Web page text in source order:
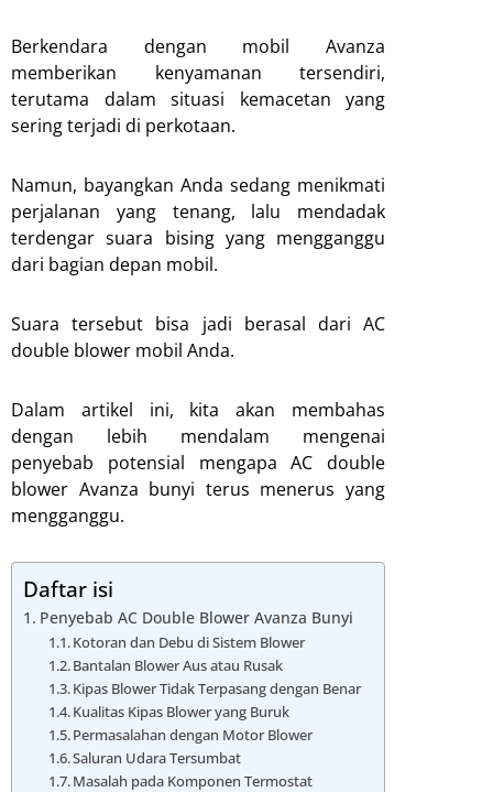
Berkendara dengan mobil Avanza
memberikan kenyamanan tersendiri,
terutama dalam situasi kemacetan yang
sering terjadi di perkotaan.
Namun, bayangkan Anda sedang menikmati
perjalanan yang tenang, lalu mendadak
terdengar suara bising yang mengganggu
dari bagian depan mobil.
Suara tersebut bisa jadi berasal dari AC
double blower mobil Anda.
Dalam artikel ini, kita akan membahas
dengan lebih mendalam mengenai
penyebab potensial mengapa AC double
blower Avanza bunyi terus menerus yang
mengganggu.
Daftar isi
Penyebab AC Double Blower Avanza Bunyi
Kotoran dan Debu di Sistem Blower
Bantalan Blower Aus atau Rusak
Kipas Blower Tidak Terpasang dengan Benar
Kualitas Kipas Blower yang Buruk
Permasalahan dengan Motor Blower
Saluran Udara Tersumbat
Masalah pada Komponen Termostat